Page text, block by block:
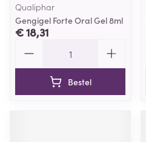
Qualiphar
Gengigel Forte Oral Gel 8ml
€ 18,31
Bestel